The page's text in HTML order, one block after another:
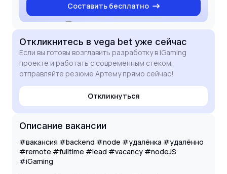
Составить бесплатно
Откликнитесь в vega bet уже сейчас
Если вы готовы возглавить разработку в iGaming
проекте и работать с современным стеком,
отправляйте резюме Артему прямо сейчас!
Откликнуться
Описание вакансии
#вакансия #backend #node #удалёнка #удалённо
#remote #fulltime #lead #vacancy #nodeJS
#iGaming